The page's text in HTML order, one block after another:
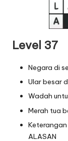
Level 37
Negara di
Ular besar
Wadah
Merah tua
ALASAN